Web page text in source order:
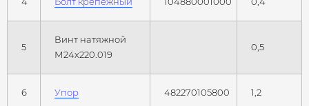
5
Винт натяжной
М24х220.019
0,5
6 Упор 482270105800 1,2